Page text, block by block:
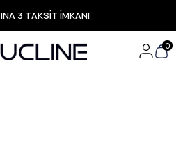
3 TAKSİT İMKANI
ÜCRETSİZ KARGO
Özel Fırsatlar
Hızlı Teslimat
0